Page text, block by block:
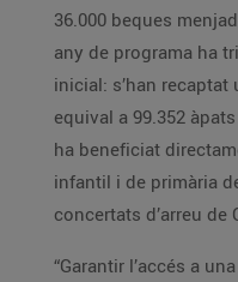
36.000 beques
any de programa ha
inicial: s’han recaptat
equival a 99.352
ha beneficiat
infantil i de primària
concertats d’arreu de
“Garantir l’accés a